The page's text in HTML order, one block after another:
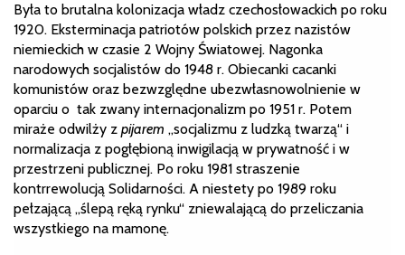
Była to brutalna kolonizacja władz czechosłowackich po roku
1920. Eksterminacja patriotów polskich przez nazistów
niemieckich w czasie 2 Wojny Światowej. Nagonka
narodowych socjalistów do 1948 r. Obiecanki cacanki
komunistów oraz bezwzględne ubezwłasnowolnienie w
oparciu o tak zwany internacjonalizm po 1951 r. Potem
miraże odwilży z pijarem „socjalizmu z ludzką twarzą“ i
normalizacja z pogłębioną inwigilacją w prywatność i w
przestrzeni publicznej. Po roku 1981 straszenie
kontrrewolucją Solidarności. A niestety po 1989 roku
pełzającą „ślepą ręką rynku“ zniewalającą do przeliczania
wszystkiego na mamonę.